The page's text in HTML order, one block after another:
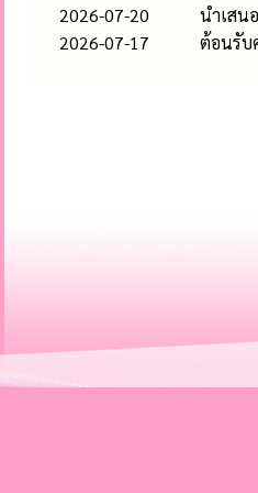
2026-07-20
นำเสน
2026-07-17
ต้อนรับ